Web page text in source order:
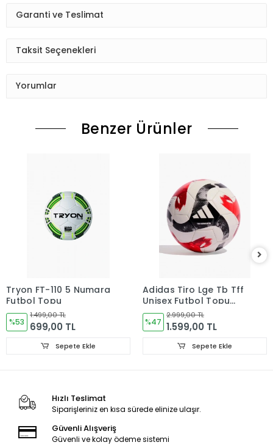
Garanti ve Teslimat
Taksit Seçenekleri
Yorumlar
Benzer Ürünler
Tryon FT-110 5 Numara
Futbol Topu
%53
1.499,00 TL
699,00 TL
Sepete Ekle
Adidas Tiro Lge Tb Tff
Unisex Futbol Topu
JZ9987
%47
2.999,00 TL
1.599,00 TL
Sepete Ekle
Hızlı Teslimat
Siparişleriniz en kısa sürede elinize ulaşır.
Güvenli Alışveriş
Güvenli ve kolay ödeme sistemi